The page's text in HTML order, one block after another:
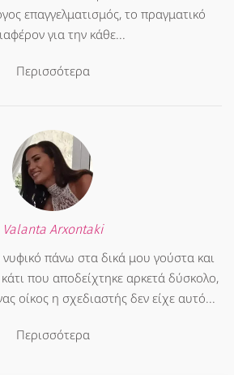
επαγγελματισμός, το πραγματικό
για την κάθε...
Περισσότερα
Valanta Arxontaki
πάνω στα δικά μου γούστα και
που αποδείχτηκε αρκετά δύσκολο,
οίκος η σχεδιαστής δεν είχε αυτό...
Περισσότερα